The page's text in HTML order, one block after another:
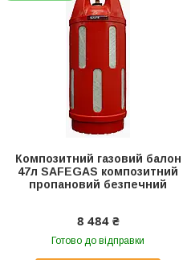
Композитний газовий балон
47л SAFEGAS композитний
пропановий безпечний
8 484 ₴
Готово до відправки